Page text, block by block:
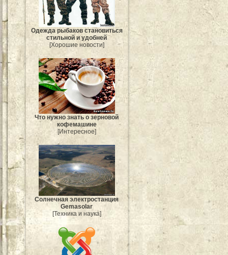
Одежда рыбаков становиться
стильной и удобней
[Хорошие новости]
Что нужно знать о зерновой
кофемашине
[Интересное]
Солнечная электростанция
Gemasolar
[Техника и наука]